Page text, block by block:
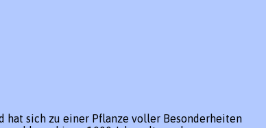
sich zu einer Pflanze voller Besonderheiten